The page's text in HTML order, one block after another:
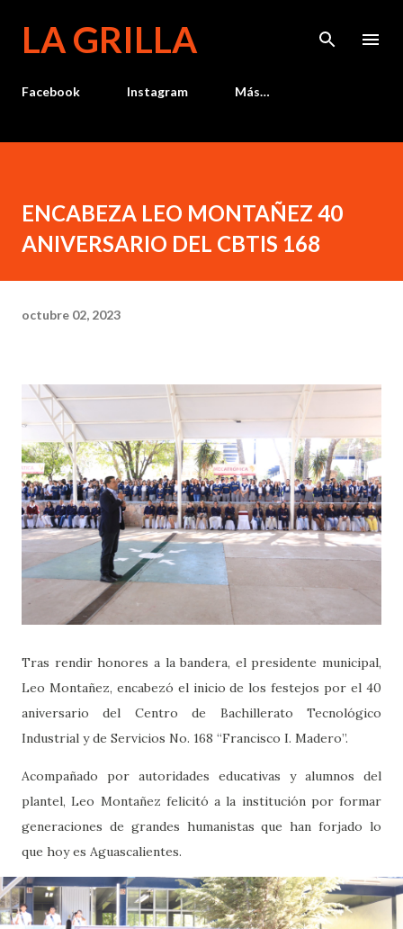
LA GRILLA
Facebook Instagram Más…
ENCABEZA LEO MONTAÑEZ 40
ANIVERSARIO DEL CBTIS 168
octubre 02, 2023
Tras rendir honores a la bandera, el presidente municipal,
Leo Montañez, encabezó el inicio de los festejos por el 40
aniversario del Centro de Bachillerato Tecnológico
Industrial y de Servicios No. 168 “Francisco I. Madero”.
Acompañado por autoridades educativas y alumnos del
plantel, Leo Montañez felicitó a la institución por formar
generaciones de grandes humanistas que han forjado lo
que hoy es Aguascalientes.